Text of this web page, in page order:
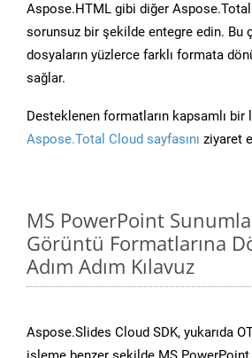
Aspose.HTML gibi diğer Aspose.Total
sorunsuz bir şekilde entegre edin. Bu
dosyaların yüzlerce farklı formata
sağlar.
Desteklenen formatların kapsamlı
Aspose.Total Cloud sayfasını ziyaret
MS PowerPoint
Görüntü Formatlarına
Adım Adım Kılavuz
Aspose.Slides Cloud SDK, yukarıda